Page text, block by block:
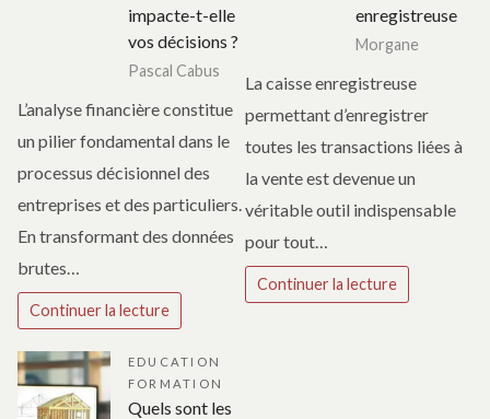
impacte-t-elle
vos décisions ?
Pascal Cabus
L’analyse financière constitue
un pilier fondamental dans le
processus décisionnel des
entreprises et des particuliers.
En transformant des données
brutes…
Continuer la lecture
enregistreuse
Morgane
La caisse enregistreuse
permettant d’enregistrer
toutes les transactions liées à
la vente est devenue un
véritable outil indispensable
pour tout…
Continuer la lecture
EDUCATION
FORMATION
Quels sont les